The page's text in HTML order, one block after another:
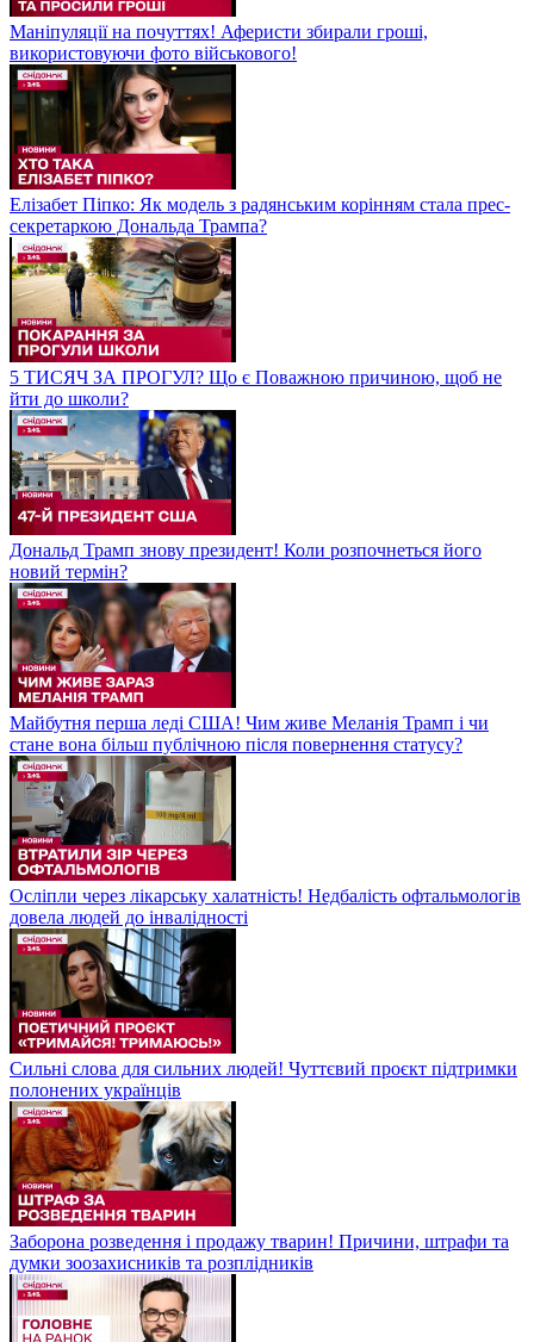
Маніпуляції на почуттях! Аферисти збирали гроші,
використовуючи фото військового!
Елізабет Піпко: Як модель з радянським корінням стала прес-
секретаркою Дональда Трампа?
5 ТИСЯЧ ЗА ПРОГУЛ? Що є Поважною причиною, щоб не
йти до школи?
Дональд Трамп знову президент! Коли розпочнеться його
новий термін?
Майбутня перша леді США! Чим живе Меланія Трамп і чи
стане вона більш публічною після повернення статусу?
Осліпли через лікарську халатність! Недбалість офтальмологів
довела людей до інвалідності
Сильні слова для сильних людей! Чуттєвий проєкт підтримки
полонених українців
Заборона розведення і продажу тварин! Причини, штрафи та
думки зоозахисників та розплідників